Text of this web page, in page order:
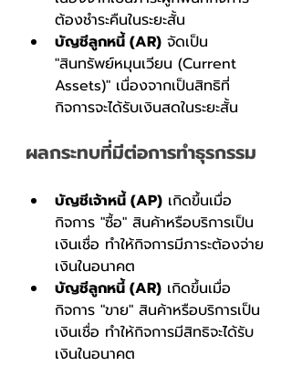
ต้องชำระคืนในระยะสั้น
บัญชีลูกหนี้ (AR) จัดเป็น
"สินทรัพย์หมุนเวียน (Current
Assets)" เนื่องจากเป็นสิทธิที่
กิจการจะได้รับเงินสดในระยะสั้น
ผลกระทบที่มีต่อการทำธุรกรรม
บัญชีเจ้าหนี้ (AP) เกิดขึ้นเมื่อ
กิจการ "ซื้อ" สินค้าหรือบริการเป็น
เงินเชื่อ ทำให้กิจการมีภาระต้องจ่าย
เงินในอนาคต
บัญชีลูกหนี้ (AR) เกิดขึ้นเมื่อ
กิจการ "ขาย" สินค้าหรือบริการเป็น
เงินเชื่อ ทำให้กิจการมีสิทธิจะได้รับ
เงินในอนาคต